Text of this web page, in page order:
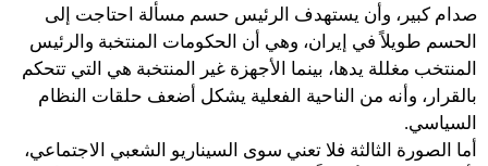
صدام كبير، وأن يستهدف الرئيس حسم مسألة احتاجت إلى
الحسم طويلاً في إيران، وهي أن الحكومات المنتخبة والرئيس
المنتخب مغللة يدها، بينما الأجهزة غير المنتخبة هي التي تتحكم
بالقرار، وأنه من الناحية الفعلية يشكل أضعف حلقات النظام
السياسي.
أما الصورة الثالثة فلا تعني سوى السيناريو الشعبي الاجتماعي،